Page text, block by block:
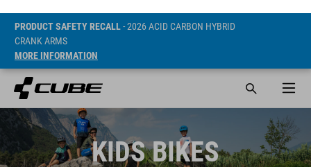
PRODUCT SAFETY RECALL- 2026 ACID CARBON HYBRID
CRANK ARMS
MORE INFORMATION
KIDS BIKES